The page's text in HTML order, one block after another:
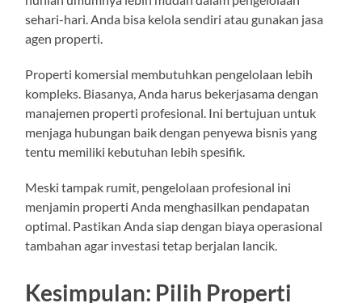
sehari-hari. Anda bisa kelola sendiri atau gunakan jasa
agen properti.
Properti komersial membutuhkan pengelolaan lebih
kompleks. Biasanya, Anda harus bekerjasama dengan
manajemen properti profesional. Ini bertujuan untuk
menjaga hubungan baik dengan penyewa bisnis yang
tentu memiliki kebutuhan lebih spesifik.
Meski tampak rumit, pengelolaan profesional ini
menjamin properti Anda menghasilkan pendapatan
optimal. Pastikan Anda siap dengan biaya operasional
tambahan agar investasi tetap berjalan lancik.
Kesimpulan: Pilih Properti